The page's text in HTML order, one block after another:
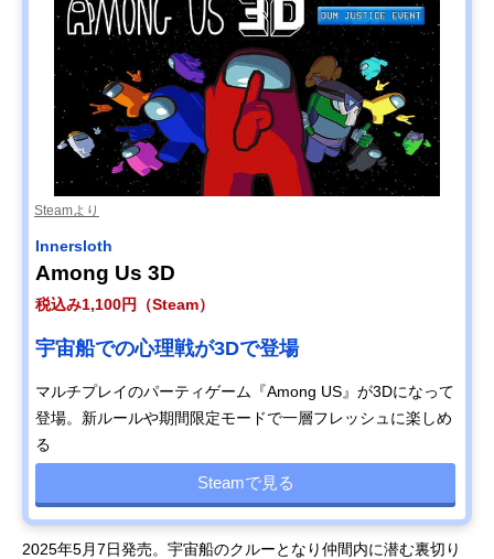
Steamより
Innersloth
Among Us 3D
税込み1,100円（Steam）
宇宙船での心理戦が3Dで登場
マルチプレイのパーティゲーム『Among US』が3Dになって
登場。新ルールや期間限定モードで一層フレッシュに楽しめ
る
Steamで見る
2025年5月7日発売。宇宙船のクルーとなり仲間内に潜む裏切り